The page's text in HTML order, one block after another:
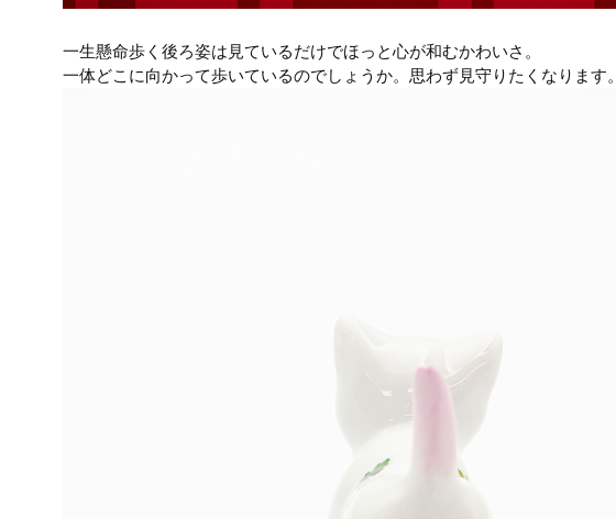
一生懸命歩く後ろ姿は見ているだけでほっと心が和むかわいさ。
一体どこに向かって歩いているのでしょうか。思わず見守りたくなります。